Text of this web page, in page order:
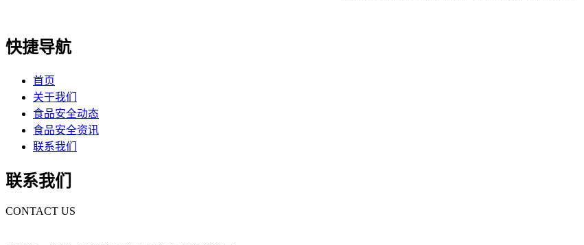
快捷导航
首页
关于我们
食品安全动态
食品安全资讯
联系我们
联系我们
CONTACT US